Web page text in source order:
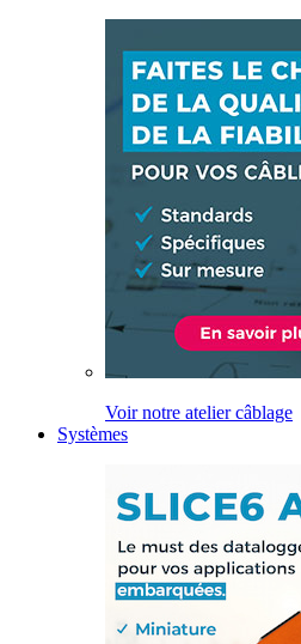
Voir notre atelier câblage
Systèmes